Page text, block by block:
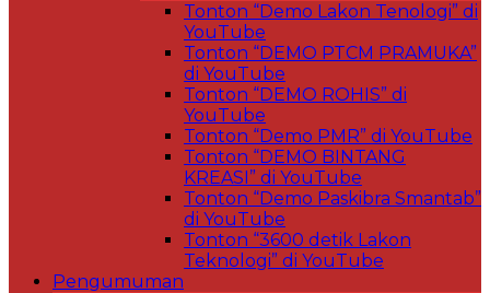
Tonton “Demo Lakon Tenologi” di
YouTube
Tonton “DEMO PTCM PRAMUKA”
di YouTube
Tonton “DEMO ROHIS” di
YouTube
Tonton “Demo PMR” di YouTube
Tonton “DEMO BINTANG
KREASI” di YouTube
Tonton “Demo Paskibra Smantab”
di YouTube
Tonton “3600 detik Lakon
Teknologi” di YouTube
Pengumuman